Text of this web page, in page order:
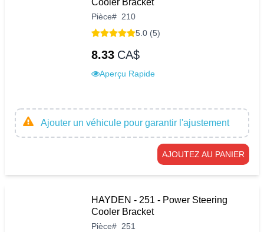
Cooler Bracket
Pièce# 210
5.0 (5)
8.33 CA$
Aperçu Rapide
Ajouter un véhicule pour garantir l'ajustement
AJOUTEZ AU PANIER
HAYDEN - 251 - Power Steering
Cooler Bracket
Pièce# 251